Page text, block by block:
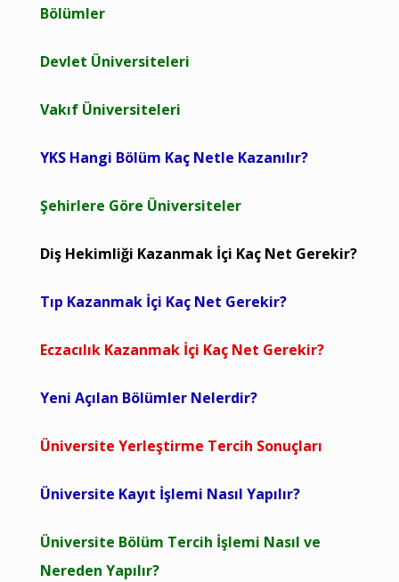
Bölümler
Devlet Üniversiteleri
Vakıf Üniversiteleri
YKS Hangi Bölüm Kaç Netle Kazanılır?
Şehirlere Göre Üniversiteler
Diş Hekimliği Kazanmak İçi Kaç Net Gerekir?
Tıp Kazanmak İçi Kaç Net Gerekir?
Eczacılık Kazanmak İçi Kaç Net Gerekir?
Yeni Açılan Bölümler Nelerdir?
Üniversite Yerleştirme Tercih Sonuçları
Üniversite Kayıt İşlemi Nasıl Yapılır?
Üniversite Bölüm Tercih İşlemi Nasıl ve
Nereden Yapılır?